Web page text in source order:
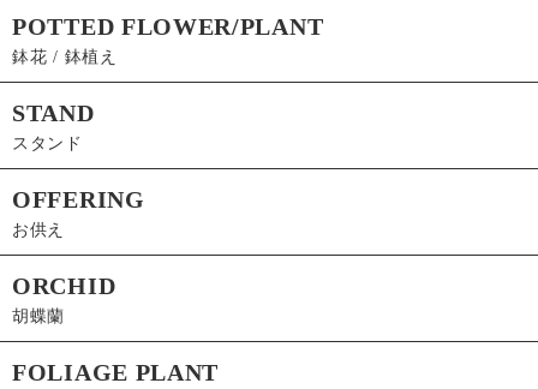
POTTED FLOWER/PLANT
鉢花 / 鉢植え
STAND
スタンド
OFFERING
お供え
ORCHID
胡蝶蘭
FOLIAGE PLANT